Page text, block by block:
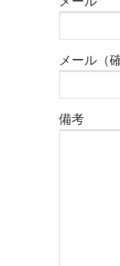
メール（
備考